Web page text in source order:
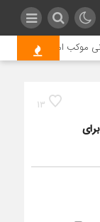
امام رضا (ع)
13